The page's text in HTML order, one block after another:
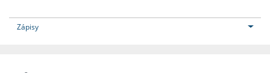
Zápisy